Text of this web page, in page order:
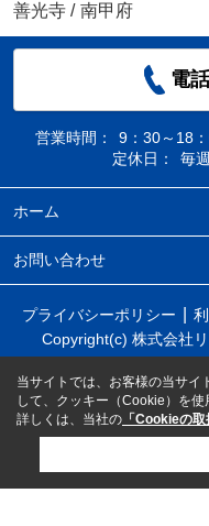
善光寺 / 南甲府
電
営業時間：
9：30～18
定休日：
毎
ホーム
お問い合わせ
プライバシーポリシー
Copyright(c) 株式会社
当サイトでは、お客様の当サイ
して、クッキー（Cookie）を使
詳しくは、当社の 「Cookieの